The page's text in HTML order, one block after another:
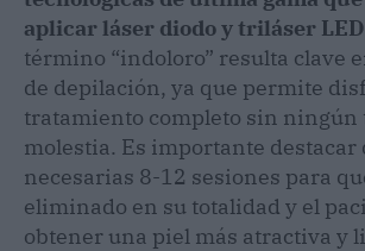
aplicar láser diodo y triláser
término “indoloro” resulta clave
de depilación, ya que permite
tratamiento completo sin ningún
molestia. Es importante destacar
necesarias 8-12 sesiones para
eliminado en su totalidad y el
obtener una piel más atractiva y